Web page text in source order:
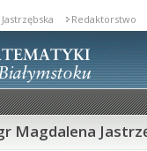
Redaktorstwo
Magdalena